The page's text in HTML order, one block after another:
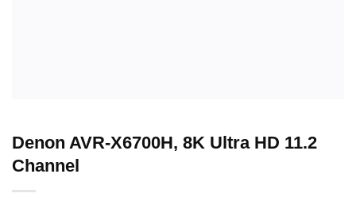
Denon AVR-X6700H, 8K Ultra HD 11.2
Channel